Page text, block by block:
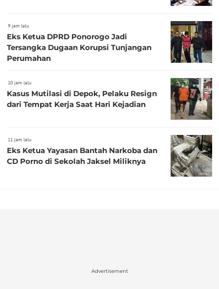
9 jam lalu
Eks Ketua DPRD Ponorogo Jadi
Tersangka Dugaan Korupsi Tunjangan
Perumahan
10 jam lalu
Kasus Mutilasi di Depok, Pelaku Resign
dari Tempat Kerja Saat Hari Kejadian
11 jam lalu
Eks Ketua Yayasan Bantah Narkoba dan
CD Porno di Sekolah Jaksel Miliknya
Advertisement